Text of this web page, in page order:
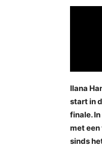
Ilana
start in
finale.
met een
sinds